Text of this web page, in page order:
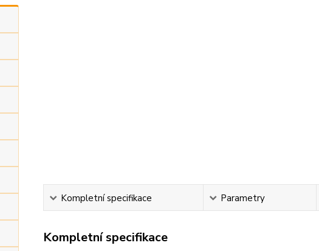
Kompletní specifikace Parametry
Kompletní specifikace